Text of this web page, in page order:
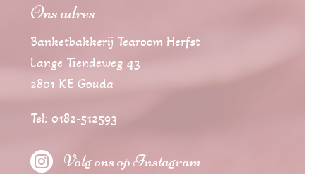
Ons adres
Banketbakkerij Tearoom Herfst
Lange Tiendeweg 43
2801 KE Gouda
Tel: 0182-512593
 Volg ons op Instagram